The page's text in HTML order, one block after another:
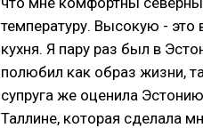
температуру. Высокую -
кухня. Я пару раз был в
полюбил как образ жизни,
супруга же оценила
Таллине, которая сделала